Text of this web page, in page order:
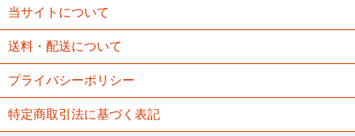
当サイトについて
送料・配送について
プライバシーポリシー
特定商取引法に基づく表記